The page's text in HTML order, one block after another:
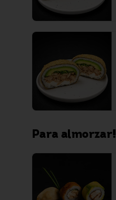
Para almorzar!